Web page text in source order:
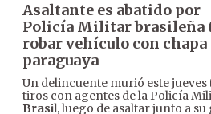
Asaltante es abatido por
Policía Militar brasileña
robar vehículo con chapa
paraguaya
Un delincuente murió este
tiros con agentes de la Policía
Brasil, luego de asaltar junto a